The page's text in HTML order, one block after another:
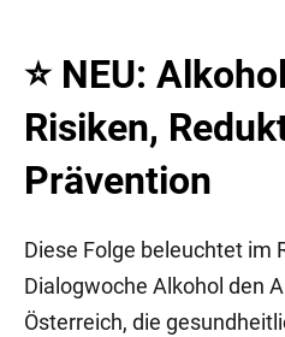
⭐️ NEU:
Risiken,
Prävention
Diese Folge beleuchtet im
Dialogwoche Alkohol den
Österreich, die